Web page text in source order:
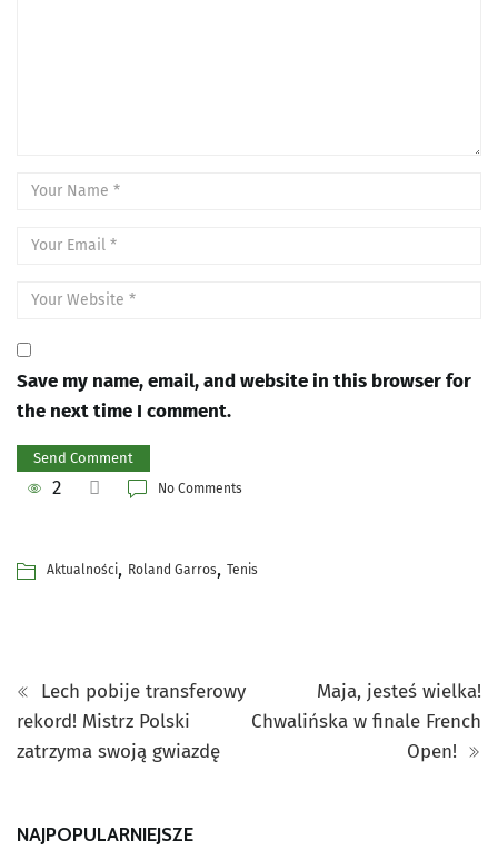
Save my name, email, and website in this browser for
the next time I comment.
2 No Comments
Aktualności, Roland Garros, Tenis
Lech pobije transferowy
rekord! Mistrz Polski
zatrzyma swoją gwiazdę
Maja, jesteś wielka!
Chwalińska w finale French
Open!
NAJPOPULARNIEJSZE